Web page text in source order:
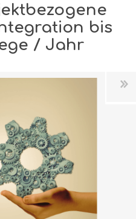
bis
/ Jahr